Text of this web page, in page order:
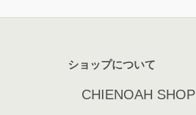
ショップについて
CHIENOAH SHOP